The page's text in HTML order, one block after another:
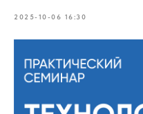
2025-10-06 16:30